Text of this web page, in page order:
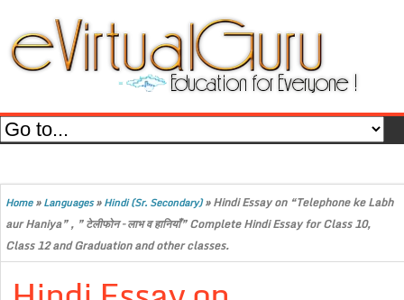
Home»Languages»Hindi (Sr. Secondary)»Hindi Essay on “Telephone ke Labh
aur Haniya” , ” टेलीफोन – लाभ व हानियाँ” Complete Hindi Essay for Class 10,
Class 12 and Graduation and other classes.